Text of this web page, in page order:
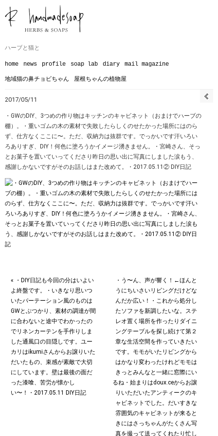
ハーブと猫と
home news profile soap lab diary mail magazine
地域猫の鼻チョビちゃん 屋根ちゃんの植物屋
2017/05/11
・GWのDIY、3つめの作り物はキッチンのキャビネット（おまけでハーブの
棚）。・重いゴムの木の素材で失敗したらしくのせたかった場所にはのら
ず、仕方なくここに〜。ただ、収納力は抜群です。でっかいです汗いろい
ろありすぎ、DIY！何色に塗ろうかイメージ湧きません。・宮崎さん、そっ
とお菓子を置いていってくださり昨日の思い出に写真にしました涙もう、
感謝しかないですがそのお話しはまた改めて。・2017.05.11② DIY日記
« ・DIY日記も今回の分はいよい
よ終盤です。・いきなり思いつ
いたパーテーション風のものは
GWとぶつかり、素材の調達が間
に合わないと途中でわかったの
でリネンカーテンを手作りしま
した︎通風口の目隠しです。ユー
カリはikumiさんからお譲りいた
だいたもの、束感が素敵で大切
にしています。壁は最後の面だ
った漆喰、苦労が懐かし
い〜！・2017.05.11 DIY日記
・う〜ん、声が響く！←ほんと
うにちいさいリビングだけどな
んだか広い！・これから処分し
たソファを新調したいな。ステ
レオ置く場所を作ったりダイニ
ングテーブルを探し続けて第２
章な生活空間を作っていきたい
です。モモがいたリビングから
はかなり変わったけれどモモは
きっとみんなと一緒に窓際にい
るね・始まりはdoux.ceからお譲
りいただいたアンティークのキ
ャビネットでした。だいすきな
雰囲気のキャビネットが来ると
きにはさっちゃんがたくさん写
真を撮って送ってくれたり忙し